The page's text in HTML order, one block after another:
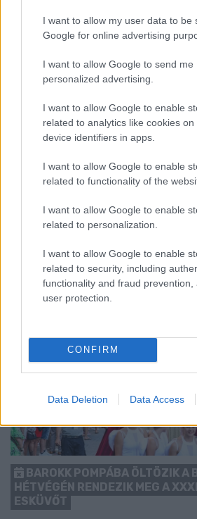
I want to allow my user data to be
Google for online advertising
I want to allow Google to send me
personalized advertising.
I want to allow Google to enable
related to analytics like cookies on
device identifiers in apps.
I want to allow Google to enable
related to functionality of the
I want to allow Google to enable
related to personalization.
I want to allow Google to enable
related to security, including
functionality and fraud prevention,
user protection.
CONFIRM
Data Deletion Data Access
ENERGIATAKARÉKOSSÁG:
A GYŐRI AUDI ETO KC PÉNTEKI
MÉRKŐZÉSE
Az energiaellátás tehermentesítése
előrébb hozták a Brest Bretagne
BAROKK POMPÁBA ÖLTÖZIK A
HÉTVÉGÉN RENDEZIK MEG A
ESKÜVŐT